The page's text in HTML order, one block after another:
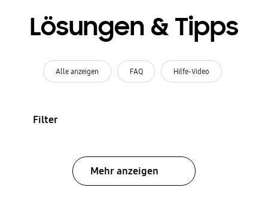
Lösungen & Tipps
Alle anzeigen FAQ Hilfe-Video
Filter
Mehr anzeigen